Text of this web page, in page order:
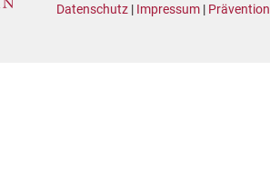
Datenschutz| Impressum| Prävention